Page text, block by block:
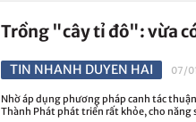
Trồng "cây tỉ đô": vừa
TIN NHANH DUYEN HAI 07/
Nhờ áp dụng phương pháp canh tác
Thành Phát phát triển rất khỏe, cho năng